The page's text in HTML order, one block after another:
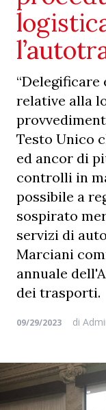
relative alla
Testo Unico
ed ancor di
controlli in
possibile a
sospirato
servizi di
Marciani
annuale
dei trasporti.
09/29/2023 di